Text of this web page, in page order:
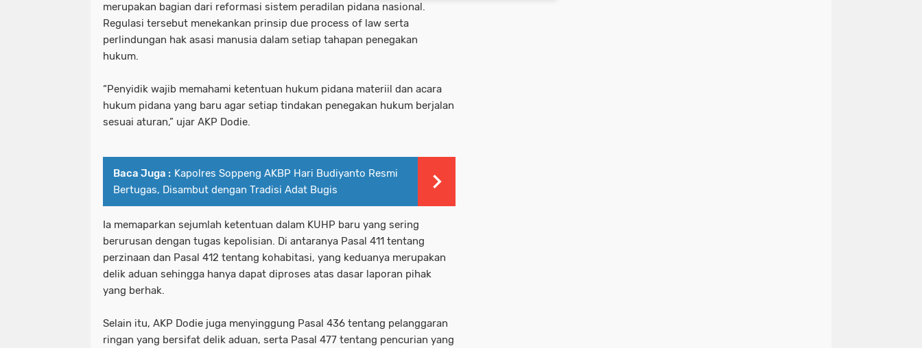
merupakan bagian dari reformasi sistem peradilan pidana nasional.
Regulasi tersebut menekankan prinsip due process of law serta
perlindungan hak asasi manusia dalam setiap tahapan penegakan
hukum.
“Penyidik ​​wajib memahami ketentuan hukum pidana materiil dan acara
hukum pidana yang baru agar setiap tindakan penegakan hukum berjalan
sesuai aturan,” ujar AKP Dodie.
Baca Juga : Kapolres Soppeng AKBP Hari Budiyanto Resmi
Bertugas, Disambut dengan Tradisi Adat Bugis
Ia memaparkan sejumlah ketentuan dalam KUHP baru yang sering
berurusan dengan tugas kepolisian. Di antaranya Pasal 411 tentang
perzinaan dan Pasal 412 tentang kohabitasi, yang keduanya merupakan
delik aduan sehingga hanya dapat diproses atas dasar laporan pihak
yang berhak.
Selain itu, AKP Dodie juga menyinggung Pasal 436 tentang pelanggaran
ringan yang bersifat delik aduan, serta Pasal 477 tentang pencurian yang